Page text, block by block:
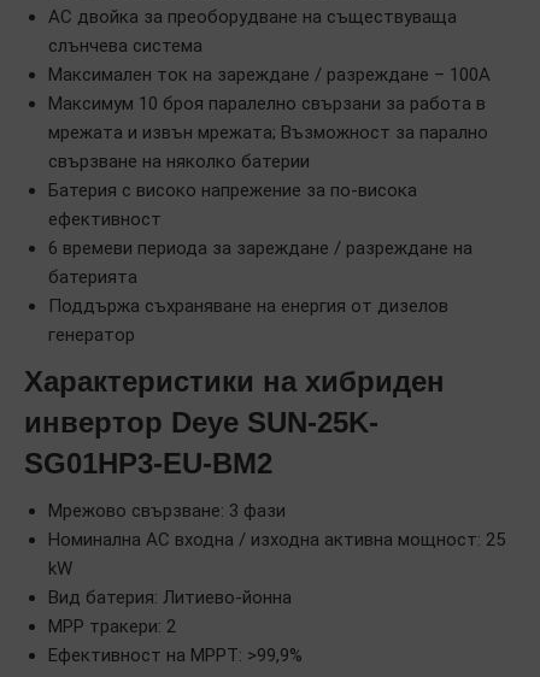
AC двойка за преоборудване на съществуваща
слънчева система
Максимален ток на зареждане / разреждане – 100А
Максимум 10 броя паралелно свързани за работа в
мрежата и извън мрежата; Възможност за парално
свързване на няколко батерии
Батерия с високо напрежение за по-висока
ефективност
6 времеви периода за зареждане / разреждане на
батерията
Поддържа съхраняване на енергия от дизелов
генератор
Характеристики на хибриден
инвертор Deye SUN-25K-
SG01HP3-EU-BM2
Мрежово свързване: 3 фази
Номинална AC входна / изходна активна мощност: 25
kW
Вид батерия: Литиево-йонна
MPP тракери: 2
Ефективност на MPPT: >99,9%